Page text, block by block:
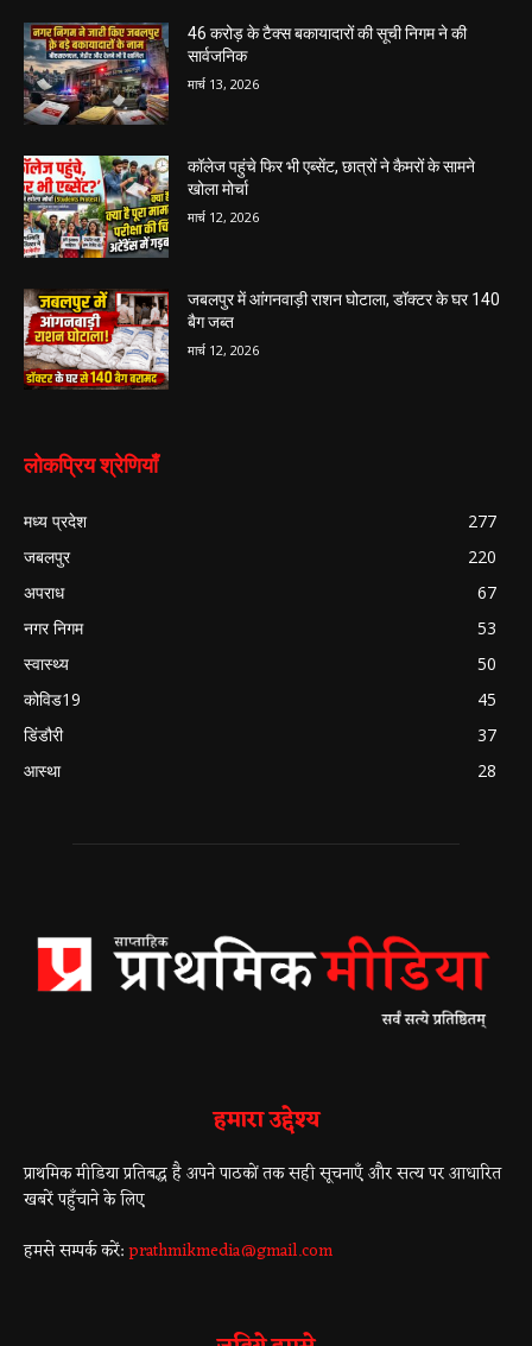
46 करोड़ के टैक्स बकायादारों की सूची निगम ने की
सार्वजनिक
मार्च 13, 2026
कॉलेज पहुंचे फिर भी एब्सेंट, छात्रों ने कैमरों के सामने
खोला मोर्चा
मार्च 12, 2026
जबलपुर में आंगनवाड़ी राशन घोटाला, डॉक्टर के घर 140
बैग जब्त
मार्च 12, 2026
लोकप्रिय श्रेणियाँ
मध्य प्रदेश
277
जबलपुर
220
अपराध
67
नगर निगम
53
स्वास्थ्य
50
कोविड19
45
डिंडौरी
37
आस्था
28
हमारा उद्देश्य
प्राथमिक मीडिया प्रतिबद्ध है अपने पाठकों तक सही सूचनाएँ और सत्य पर आधारित
खबरें पहुँचाने के लिए
हमसे सम्पर्क करें:prathmikmedia@gmail.com